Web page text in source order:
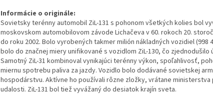
Informácie o originále:
Sovietsky terénny automobil ZiL-131 s pohonom všetkých kolies bol
moskovskom automobilovom závode Lichačeva v 60. rokoch 20.
do roku 2002. Bolo vyrobených takmer milión nákladných vozidiel (998
bolo do značnej miery unifikované s vozidlom ZiL-130, čo zjednodušilo
Samotný ZiL-31 kombinoval vynikajúci terénny výkon, spoľahlivosť,
miernu spotrebu paliva za jazdy. Vozidlo bolo dodávané sovietskej
hospodárstvu. Aktívne ho používali rôzne zložky, vrátane ministerstva
udalosti. ZiL-131 bol tiež vyvážaný do desiatok krajín sveta.